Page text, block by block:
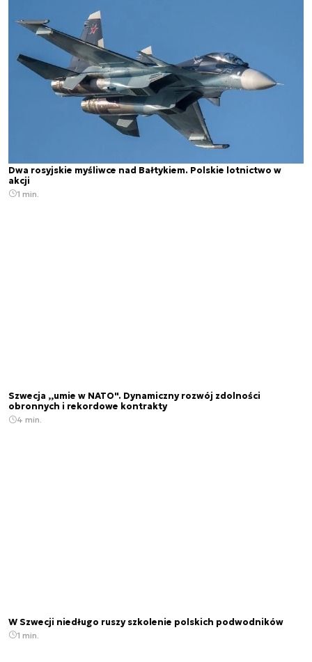
Dwa rosyjskie myśliwce nad Bałtykiem. Polskie lotnictwo w
akcji
1 min.
Szwecja ,,umie w NATO". Dynamiczny rozwój zdolności
obronnych i rekordowe kontrakty
4 min.
W Szwecji niedługo ruszy szkolenie polskich podwodników
1 min.